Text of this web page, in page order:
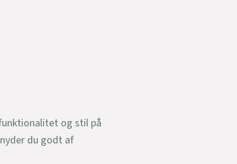
og stil på
du godt af